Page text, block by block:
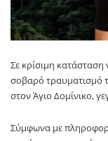
Σε κρίσιμη
σοβαρό τραυματισμό
στον Άγιο Δομίνικο,
Σύμφωνα με